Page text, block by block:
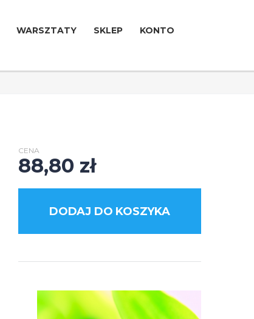
WARSZTATY SKLEP KONTO
CENA
88,80 zł
DODAJ DO KOSZYKA